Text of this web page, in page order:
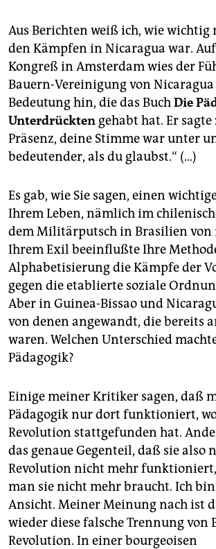
Aus Berichten weiß ich, wie wichtig
den Kämpfen in Nicaragua war.
Kongreß in Amsterdam wies der
Bauern-Vereinigung von
Bedeutung hin, die das BuchDie
Unterdrückten gehabt hat. Er
Präsenz, deine Stimme war unter
bedeutender, als du glaubst.“ (...)
Es gab, wie Sie sagen, einen
Ihrem Leben, nämlich im
dem Militärputsch in Brasilien von
Ihrem Exil beeinflußte Ihre
Alphabetisierung die Kämpfe der
gegen die etablierte soziale
Aber in Guinea-Bissao und
von denen angewandt, die bereits
waren. Welchen Unterschied
Pädagogik?
Einige meiner Kritiker sagen, daß
Pädagogik nur dort funktioniert,
Revolution stattgefunden hat.
das genaue Gegenteil, daß sie also
Revolution nicht mehr
man sie nicht mehr braucht. Ich
Ansicht. Meiner Meinung nach ist
wieder diese falsche Trennung von
Revolution. In einer bourgeoisen